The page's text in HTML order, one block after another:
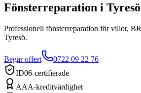
Fönsterreparation i Tyresö
Professionell fönsterreparation för villor,
Tyresö.
Begär offert
0722 09 22 76
ID06-certifierade
AAA-kreditvärdighet